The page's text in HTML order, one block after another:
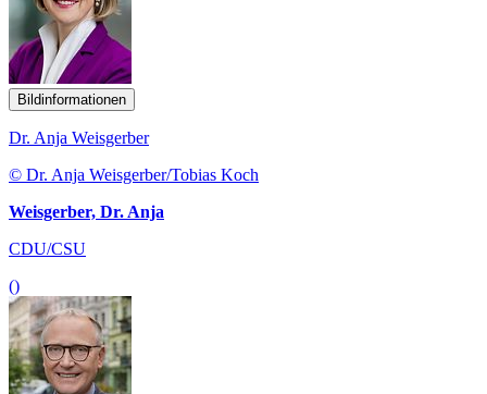
Bildinformationen
Dr. Anja Weisgerber
© Dr. Anja Weisgerber/Tobias Koch
Weisgerber, Dr. Anja
CDU/CSU
()